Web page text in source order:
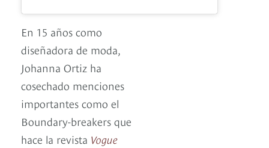
En 15 años como
diseñadora de moda,
Johanna Ortiz ha
cosechado menciones
importantes como el
Boundary-breakers que
hace la revista Vogue